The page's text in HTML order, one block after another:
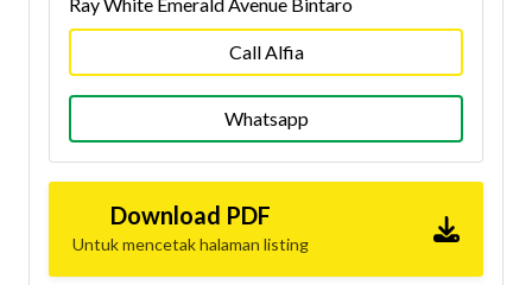
Call Alfia
Whatsapp
Download PDF
Untuk mencetak halaman listing